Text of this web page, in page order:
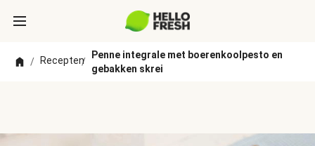
/ Recepten/
Penne integrale met boerenkoolpesto en
gebakken skrei